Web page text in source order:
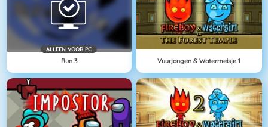
ALLEEN VOOR PC
Run 3 Vuurjongen & Watermeisje 1